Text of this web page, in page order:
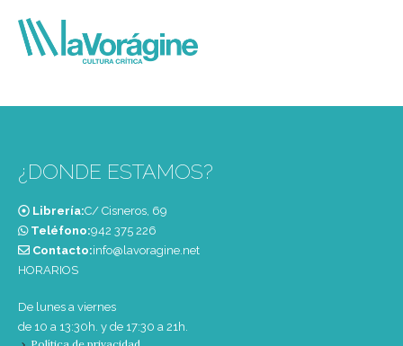
¿DONDE ESTAMOS?
Librería:C/ Cisneros, 69
Teléfono:‭942 375 226‬
Contacto:info@lavoragine.net
HORARIOS
De lunes a viernes
de 10 a 13:30h. y de 17:30 a 21h.